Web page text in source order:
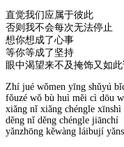
直觉我们应属于彼此
否则我不会每次无法停止
想你想成了心事
等你等成了坚持
眼中渴望来不及掩饰又如
Zhí jué wǒmen yīng shǔyú
fǒuzé wǒ bù huì měi cì dōu
xiǎng nǐ xiǎng chéngle xīnshì
děng nǐ děng chéngle jiānchí
yǎnzhōng kěwàng láibují